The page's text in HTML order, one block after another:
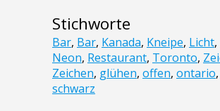
Stichworte
Bar, Bar, Kanada, Kneipe, Licht,
Neon, Restaurant, Toronto,
Zeichen, glühen, offen, ontario,
schwarz